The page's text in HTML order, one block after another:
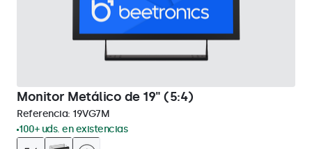
Monitor Metálico de 19" (5:4)
Referencia: 19VG7M
100+ uds. en existencias